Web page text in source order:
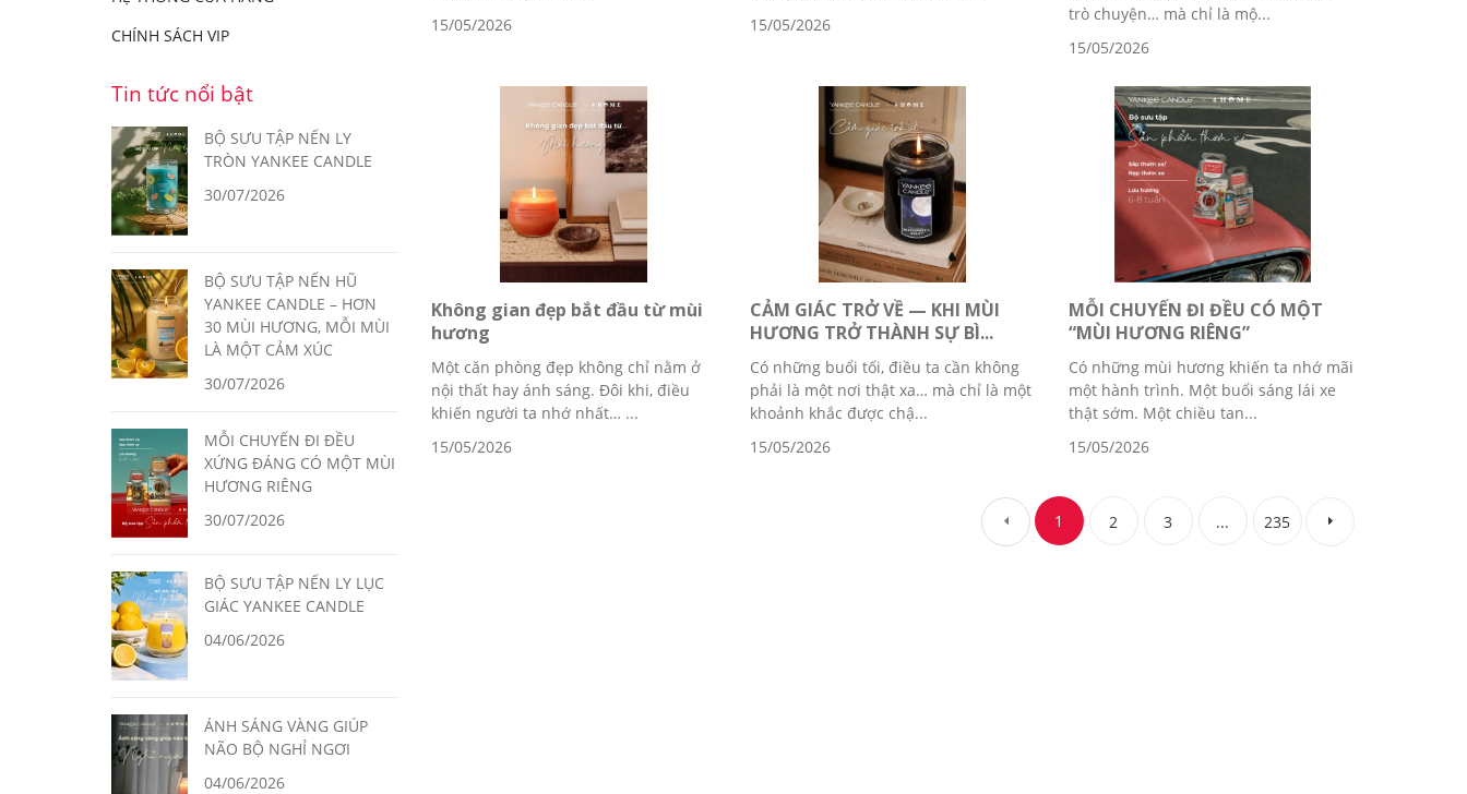
15/05/2026
15/05/2026
trò chuyện… mà chỉ là mộ...
15/05/2026
Không gian đẹp bắt đầu từ mùi
hương
Một căn phòng đẹp không chỉ nằm ở
nội thất hay ánh sáng. Đôi khi, điều
khiến người ta nhớ nhất… ...
15/05/2026
CẢM GIÁC TRỞ VỀ — KHI MÙI
HƯƠNG TRỞ THÀNH SỰ BÌ...
Có những buổi tối, điều ta cần không
phải là một nơi thật xa… mà chỉ là một
khoảnh khắc được chậ...
15/05/2026
MỖI CHUYẾN ĐI ĐỀU CÓ MỘT
“MÙI HƯƠNG RIÊNG”
Có những mùi hương khiến ta nhớ mãi
một hành trình. Một buổi sáng lái xe
thật sớm. Một chiều tan...
15/05/2026
1 2 3 ... 235
CHÍNH SÁCH VIP
Tin tức nổi bật
BỘ SƯU TẬP NẾN LY
TRÒN YANKEE CANDLE
30/07/2026
BỘ SƯU TẬP NẾN HŨ
YANKEE CANDLE – HƠN
30 MÙI HƯƠNG, MỖI MÙI
LÀ MỘT CẢM XÚC
30/07/2026
MỖI CHUYẾN ĐI ĐỀU
XỨNG ĐÁNG CÓ MỘT MÙI
HƯƠNG RIÊNG
30/07/2026
BỘ SƯU TẬP NẾN LY LỤC
GIÁC YANKEE CANDLE
04/06/2026
ÁNH SÁNG VÀNG GIÚP
NÃO BỘ NGHỈ NGƠI
04/06/2026